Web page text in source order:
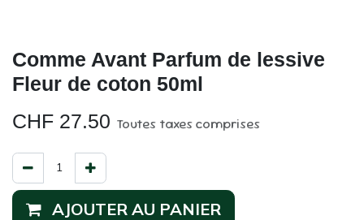
Comme Avant Parfum de lessive
Fleur de coton 50ml
CHF 27.50 Toutes taxes comprises
AJOUTER AU PANIER